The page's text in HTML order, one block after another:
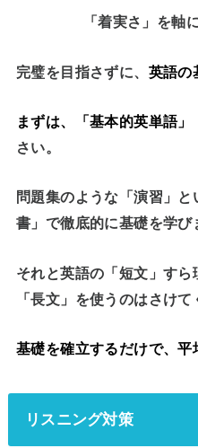
「着実さ」を軸
完璧を目指さずに、 英語の
まずは、 「基本的英単語」
さい。
問題集のような「演習」
書」で徹底的に基礎を学び
それと英語の「短文」すら
「長文」を使うのはさけて
基礎を確立するだけで、平
リスニング対策